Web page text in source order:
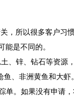
，所以很多客户习
能是不同的。
、锌、钻石等资源
、非洲黄鱼和大
。如果没有申请